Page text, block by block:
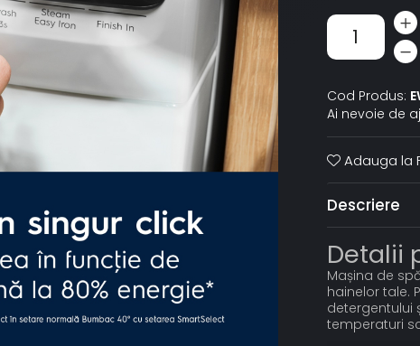
Cod Produs:
Ai nevoie de
Adauga la
Descriere
Detalii
Mașina de
hainelor tale.
detergentului
temperaturi